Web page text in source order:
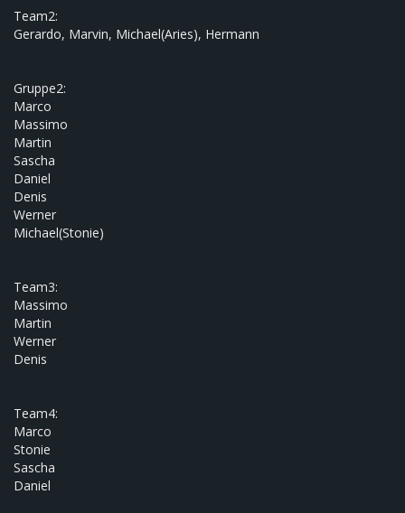
Team2:
Gerardo, Marvin, Michael(Aries), Hermann
Gruppe2:
Marco
Massimo
Martin
Sascha
Daniel
Denis
Werner
Michael(Stonie)
Team3:
Massimo
Martin
Werner
Denis
Team4:
Marco
Stonie
Sascha
Daniel